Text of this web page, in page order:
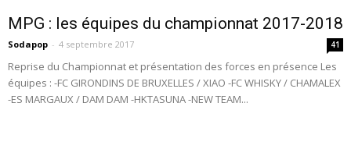
MPG : les équipes du championnat 2017-2018
Sodapop - 4 septembre 2017 41
Reprise du Championnat et présentation des forces en présence Les
équipes : -FC GIRONDINS DE BRUXELLES / XIAO -FC WHISKY / CHAMALEX
-ES MARGAUX / DAM DAM -HKTASUNA -NEW TEAM...